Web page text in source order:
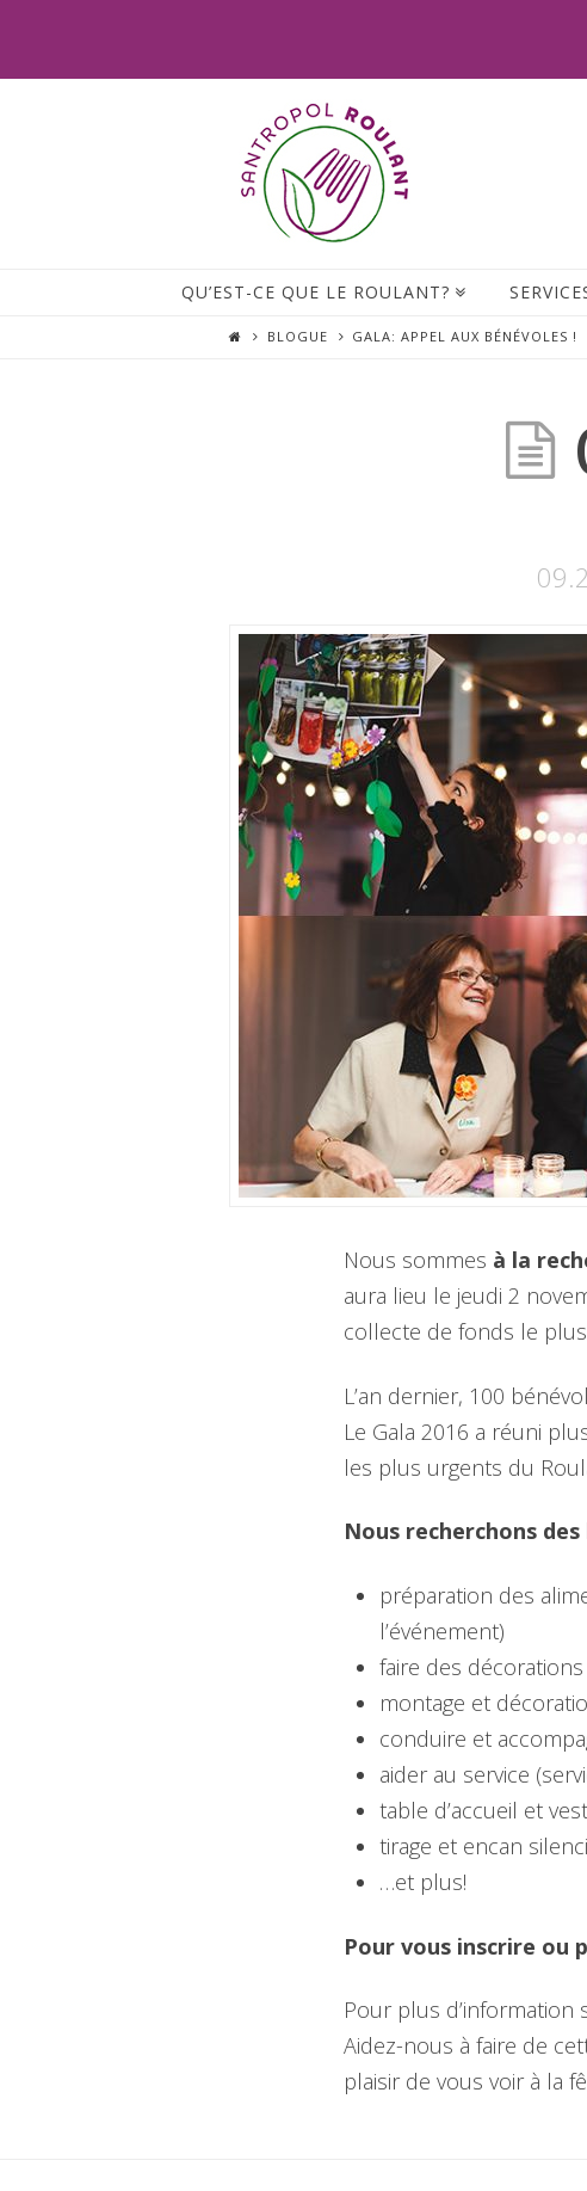
QU’EST-CE QUE LE ROULANT?
BLOGUE GALA: APPEL AUX BÉNÉVOLES !
Nous sommes à la
aura lieu le jeudi 2
collecte de fonds le
L’an dernier, 100
Le Gala 2016 a réuni
les plus urgents du
Nous recherchons
préparation des
l’événement)
faire des
montage et
conduire et
aider au service
table d’accueil et
tirage et encan
…et plus!
Pour vous inscrire ou
Pour plus d’information
Aidez-nous à faire de
plaisir de vous voir à la